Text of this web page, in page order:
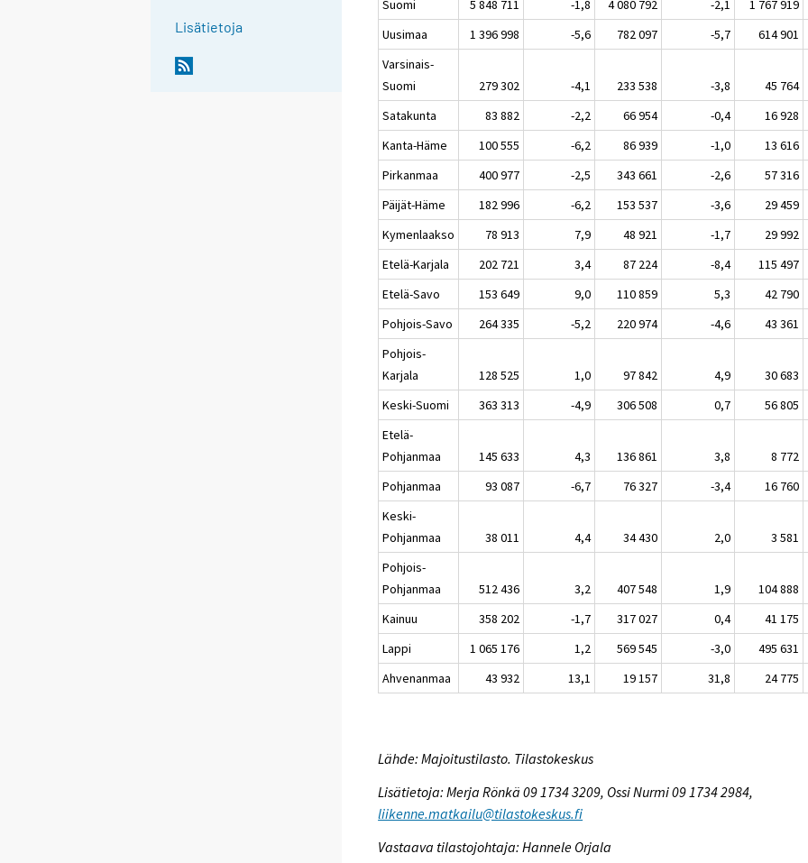
Lisätietoja
Suomi
5 848 711 -1,8 4 080 792 -2,1 1 767 919
Uusimaa
1 396 998 -5,6 782 097 -5,7 614 901
Varsinais-
Suomi
279 302 -4,1 233 538 -3,8 45 764
Satakunta
83 882 -2,2 66 954 -0,4 16 928
Kanta-Häme
100 555 -6,2 86 939 -1,0 13 616
Pirkanmaa
400 977 -2,5 343 661 -2,6 57 316
Päijät-Häme
182 996 -6,2 153 537 -3,6 29 459
Kymenlaakso
78 913 7,9 48 921 -1,7 29 992
Etelä-Karjala
202 721 3,4 87 224 -8,4 115 497
Etelä-Savo
153 649 9,0 110 859 5,3 42 790
Pohjois-Savo
264 335 -5,2 220 974 -4,6 43 361
Pohjois-
Karjala
128 525 1,0 97 842 4,9 30 683
Keski-Suomi
363 313 -4,9 306 508 0,7 56 805
Etelä-
Pohjanmaa
145 633 4,3 136 861 3,8 8 772
Pohjanmaa
93 087 -6,7 76 327 -3,4 16 760
Keski-
Pohjanmaa
38 011 4,4 34 430 2,0 3 581
Pohjois-
Pohjanmaa
512 436 3,2 407 548 1,9 104 888
Kainuu
358 202 -1,7 317 027 0,4 41 175
Lappi
1 065 176 1,2 569 545 -3,0 495 631
Ahvenanmaa
43 932 13,1 19 157 31,8 24 775
Lähde: Majoitustilasto. Tilastokeskus
Lisätietoja: Merja Rönkä 09 1734 3209, Ossi Nurmi 09 1734 2984,
liikenne.matkailu@tilastokeskus.fi
Vastaava tilastojohtaja: Hannele Orjala